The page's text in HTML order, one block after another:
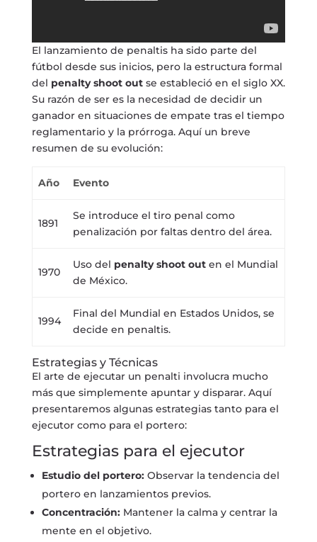
El lanzamiento de penaltis ha sido parte del
fútbol desde sus inicios, pero la estructura formal
del penalty shoot outse estableció en el siglo XX.
Su razón de ser es la necesidad de decidir un
ganador en situaciones de empate tras el tiempo
reglamentario y la prórroga. Aquí un breve
resumen de su evolución:
Año Evento
1891
Se introduce el tiro penal como
penalización por faltas dentro del área.
1970
Uso del penalty shoot out en el Mundial
de México.
1994
Final del Mundial en Estados Unidos, se
decide en penaltis.
Estrategias y Técnicas
El arte de ejecutar un penalti involucra mucho
más que simplemente apuntar y disparar. Aquí
presentaremos algunas estrategias tanto para el
ejecutor como para el portero:
Estrategias para el ejecutor
Estudio del portero:Observar la tendencia del
portero en lanzamientos previos.
Concentración:Mantener la calma y centrar la
mente en el objetivo.